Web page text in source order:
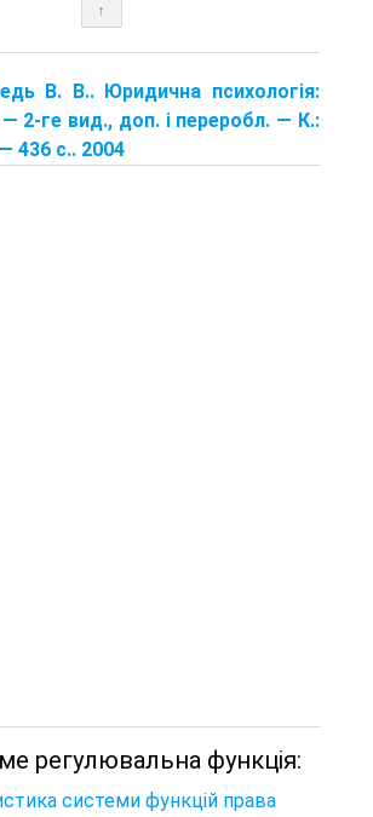
↑
В. В.. Юридична психологія:
— 2-ге вид., доп. і переробл. — К.:
436 с.. 2004
регулювальна функція:
системи функцій права